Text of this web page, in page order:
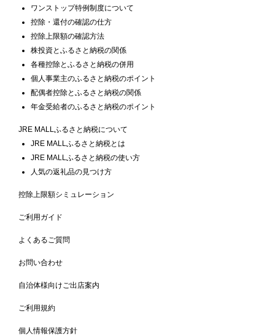
ワンストップ特例制度について
控除・還付の確認の仕方
控除上限額の確認方法
株投資とふるさと納税の関係
各種控除とふるさと納税の併用
個人事業主のふるさと納税のポイント
配偶者控除とふるさと納税の関係
年金受給者のふるさと納税のポイント
JRE MALLふるさと納税について
JRE MALLふるさと納税とは
JRE MALLふるさと納税の使い方
人気の返礼品の見つけ方
控除上限額シミュレーション
ご利用ガイド
よくあるご質問
お問い合わせ
自治体様向けご出店案内
ご利用規約
個人情報保護方針